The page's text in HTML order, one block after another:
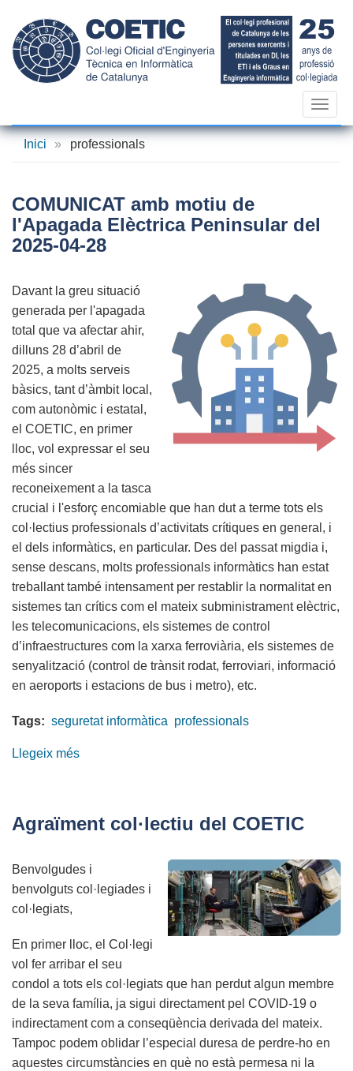
contingut
Inici
» professionals
COMUNICAT amb motiu de
l'Apagada Elèctrica Peninsular del
2025-04-28
Davant la greu situació
generada per l'apagada
total que va afectar ahir,
dilluns 28 d’abril de
2025, a molts serveis
bàsics, tant d’àmbit local,
com autonòmic i estatal,
el COETIC, en primer
lloc, vol expressar el seu
més sincer
reconeixement a la tasca
crucial i l'esforç encomiable que han dut a terme tots els
col·lectius professionals d’activitats crítiques en general, i
el dels informàtics, en particular. Des del passat migdia i,
sense descans, molts professionals informàtics han estat
treballant també intensament per restablir la normalitat en
sistemes tan crítics com el mateix subministrament elèctric,
les telecomunicacions, els sistemes de control
d’infraestructures com la xarxa ferroviària, els sistemes de
senyalització (control de trànsit rodat, ferroviari, informació
en aeroports i estacions de bus i metro), etc.
Tags: seguretat informàtica professionals
Llegeix més
de
Elèctrica
Peninsular
04-
28
Agraïment col·lectiu del COETIC
Benvolgudes i
benvolguts col·legiades i
col·legiats,
En primer lloc, el Col·legi
vol fer arribar el seu
condol a tots els col·legiats que han perdut algun membre
de la seva família, ja sigui directament pel COVID-19 o
indirectament com a conseqüència derivada del mateix.
Tampoc podem oblidar l’especial duresa de perdre-ho en
aquestes circumstàncies en què no està permesa ni la